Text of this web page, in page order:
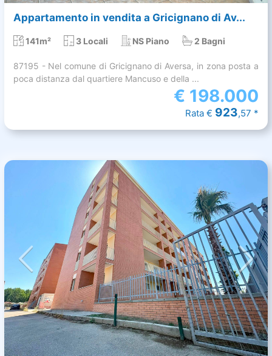
Appartamento in vendita a Gricignano di Av...
141m² 3 Locali NS Piano 2 Bagni
87195 - Nel comune di Gricignano di Aversa, in zona posta a
poca distanza dal quartiere Mancuso e della ...
€ 198.000
Rata € 923,57 *